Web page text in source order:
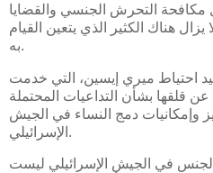
مكافحة التحرش الجنسي والقضايا
يزال هناك الكثير الذي يتعين القيام
به.
احتياط ميري إيسين، التي خدمت
عن قلقها بشأن التداعيات المحتملة
وإمكانيات دمج النساء في الجيش
الإسرائيلي.
في الجيش الإسرائيلي ليست